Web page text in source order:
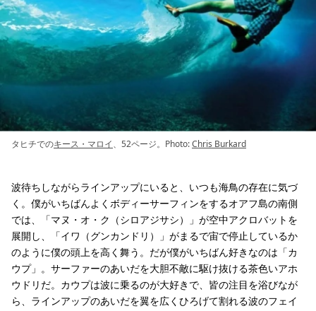
タヒチでのキース・マロイ、52ページ。Photo:Chris Burkard
波待ちしながらラインアップにいると、いつも海鳥の存在に気づ
く。僕がいちばんよくボディーサーフィンをするオアフ島の南側
では、「マヌ・オ・ク（シロアジサシ）」が空中アクロバットを
展開し、「イワ（グンカンドリ）」がまるで宙で停止しているか
のように僕の頭上を高く舞う。だが僕がいちばん好きなのは「カ
ウプ」。サーファーのあいだを大胆不敵に駆け抜ける茶色いアホ
ウドリだ。カウプは波に乗るのが大好きで、皆の注目を浴びなが
ら、ラインアップのあいだを翼を広くひろげて割れる波のフェイ